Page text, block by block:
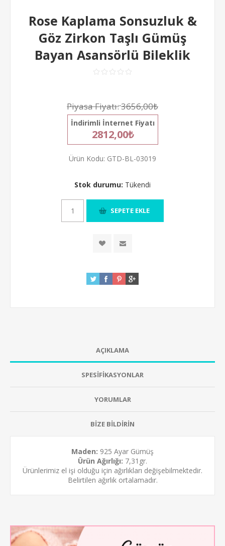
Rose Kaplama Sonsuzluk &
Göz Zirkon Taşlı Gümüş
Bayan Asansörlü Bileklik
Piyasa Fiyatı:3656,00₺
İndirimli İnternet Fiyatı
2812,00₺
Ürün Kodu: GTD-BL-03019
Stok durumu: Tükendi
AÇIKLAMA
SPESİFİKASYONLAR
YORUMLAR
BİZE BİLDİRİN
Maden: 925 Ayar Gümüş
Ürün Ağırlığı: 7,31gr.
Ürünlerimiz el işi olduğu için ağırlıkları değişebilmektedir.
Belirtilen ağırlık ortalamadır.